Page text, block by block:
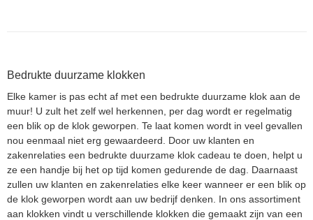
Bedrukte duurzame klokken
Elke kamer is pas echt af met een bedrukte duurzame klok aan de
muur! U zult het zelf wel herkennen, per dag wordt er regelmatig
een blik op de klok geworpen. Te laat komen wordt in veel gevallen
nou eenmaal niet erg gewaardeerd. Door uw klanten en
zakenrelaties een bedrukte duurzame klok cadeau te doen, helpt u
ze een handje bij het op tijd komen gedurende de dag. Daarnaast
zullen uw klanten en zakenrelaties elke keer wanneer er een blik op
de klok geworpen wordt aan uw bedrijf denken. In ons assortiment
aan klokken vindt u verschillende klokken die gemaakt zijn van een